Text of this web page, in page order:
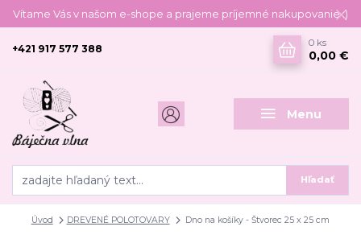
Vítame Vás v našom e-shope a prajeme príjemné nakupovanie :)
Menu
Hľadať
+421 917 577 388
0 ks
0,00 €
Úvod DREVENÉ POLOTOVARY Dno na košíky - Štvorec 25 x 25 cm